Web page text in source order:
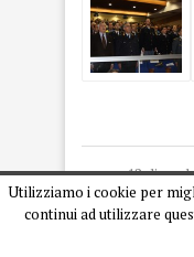
12
Utilizziamo i cookie per
continui ad utilizzare